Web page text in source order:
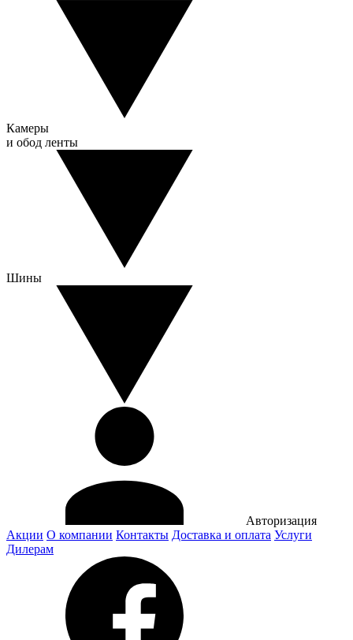
Камеры
и обод ленты
Шины
Авторизация
Акции О компании Контакты Доставка и оплата Услуги
Дилерам